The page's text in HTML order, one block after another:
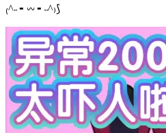
₍^˶ ╸𖥦 ╸˵^₎⟆